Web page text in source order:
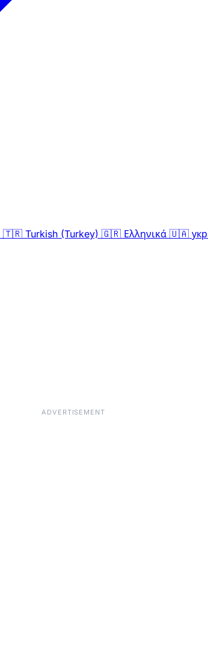
🇹🇷 Turkish (Turkey) 🇬🇷 Ελληνικά 🇺🇦
ADVERTISEMENT